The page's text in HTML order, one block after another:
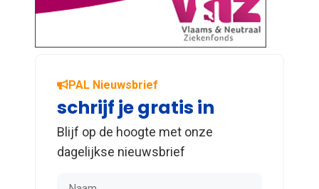
PAL Nieuwsbrief
schrijf je gratis in
Blijf op de hoogte met onze
dagelijkse nieuwsbrief